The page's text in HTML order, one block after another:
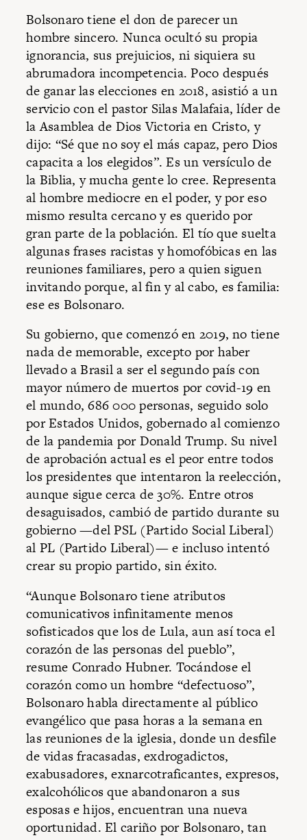
Bolsonaro tiene el don de parecer un
hombre sincero. Nunca ocultó su propia
ignorancia, sus prejuicios, ni siquiera su
abrumadora incompetencia. Poco después
de ganar las elecciones en 2018, asistió a un
servicio con el pastor Silas Malafaia, líder de
la Asamblea de Dios Victoria en Cristo, y
dijo: “Sé que no soy el más capaz, pero Dios
capacita a los elegidos”. Es un versículo de
la Biblia, y mucha gente lo cree. Representa
al hombre mediocre en el poder, y por eso
mismo resulta cercano y es querido por
gran parte de la población. El tío que suelta
algunas frases racistas y homofóbicas en las
reuniones familiares, pero a quien siguen
invitando porque, al fin y al cabo, es familia:
ese es Bolsonaro.
Su gobierno, que comenzó en 2019, no tiene
nada de memorable, excepto por haber
llevado a Brasil a ser el segundo país con
mayor número de muertos por covid-19 en
el mundo, 686 000 personas, seguido solo
por Estados Unidos, gobernado al comienzo
de la pandemia por Donald Trump. Su nivel
de aprobación actual es el peor entre todos
los presidentes que intentaron la reelección,
aunque sigue cerca de 30%. Entre otros
desaguisados, cambió de partido durante su
gobierno —del PSL (Partido Social Liberal)
al PL (Partido Liberal)— e incluso intentó
crear su propio partido, sin éxito.
“Aunque Bolsonaro tiene atributos
comunicativos infinitamente menos
sofisticados que los de Lula, aun así toca el
corazón de las personas del pueblo”,
resume Conrado Hubner. Tocándose el
corazón como un hombre “defectuoso”,
Bolsonaro habla directamente al público
evangélico que pasa horas a la semana en
las reuniones de la iglesia, donde un desfile
de vidas fracasadas, exdrogadictos,
exabusadores, exnarcotraficantes, expresos,
exalcohólicos que abandonaron a sus
esposas e hijos, encuentran una nueva
oportunidad. El cariño por Bolsonaro, tan